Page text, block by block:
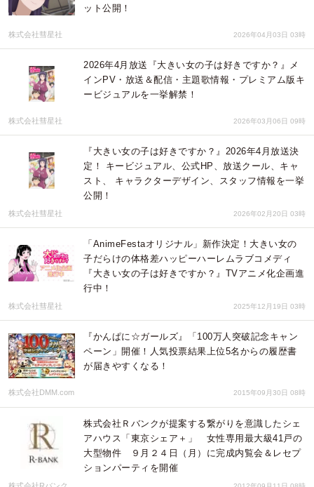
ット公開！
株式会社彗星社 2026年04月03日 03時
2026年4月放送『大きい女の子は好きですか？』メ
インPV・放送＆配信・主題歌情報・プレミアム版キ
ービジュアルを一挙解禁！
株式会社彗星社 2026年03月06日 09時
『大きい女の子は好きですか？』2026年4月放送決
定！ キービジュアル、公式HP、放送クール、キャ
スト、 キャラクターデザイン、スタッフ情報を一挙
公開！
株式会社彗星社 2026年02月20日 03時
「AnimeFestaオリジナル」新作決定！大きい女の
子だらけの体格差ハッピーハーレムラブコメディ
『大きい女の子は好きですか？』TVアニメ化企画進
行中！
株式会社彗星社 2025年12月19日 03時
『かんぱに☆ガールズ』「100万人突破記念キャン
ペーン」開催！人気投票結果上位5名からの履歴書
が届きやすくなる！
株式会社DMM.com 2015年09月30日 08時
株式会社Ｒバンクが提案する繋がりを意識したシェ
アハウス「東京シェア＋」 女性専用最大級41戸の
大型物件 ９月２４日（月）に完成内覧会＆レセプ
ションパーティを開催
株式会社Rバンク